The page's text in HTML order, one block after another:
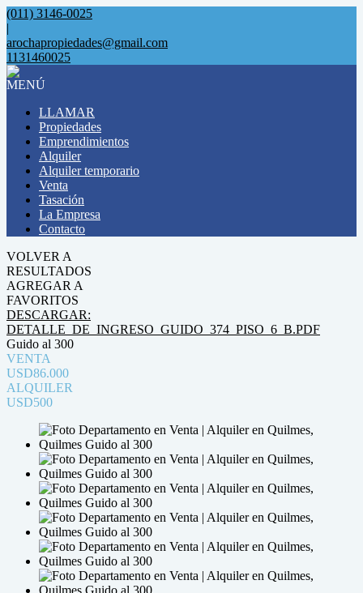
(011) 3146-0025
|
arochapropiedades@gmail.com
1131460025
MENÚ
LLAMAR
Propiedades
Emprendimientos
Alquiler
Alquiler temporario
Venta
Tasación
La Empresa
Contacto
VOLVER A
RESULTADOS
AGREGAR A
FAVORITOS
DESCARGAR:
DETALLE_DE_INGRESO_GUIDO_374_PISO_6_B.PDF
Guido al 300
VENTA
USD86.000
ALQUILER
USD500